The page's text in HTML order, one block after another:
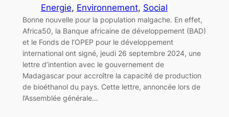
Energie, Environnement, Social
Bonne nouvelle pour la population malgache. En effet,
Africa50, la Banque africaine de développement (BAD)
et le Fonds de l’OPEP pour le développement
international ont signé, jeudi 26 septembre 2024, une
lettre d’intention avec le gouvernement de
Madagascar pour accroître la capacité de production
de bioéthanol du pays. Cette lettre, annoncée lors de
l’Assemblée générale…